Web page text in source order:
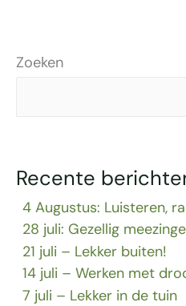
Zoeken
Recente
4 Augustus: Luisteren,
28 juli: Gezellig
21 juli – Lekker buiten!
14 juli – Werken met
7 juli – Lekker in de tuin